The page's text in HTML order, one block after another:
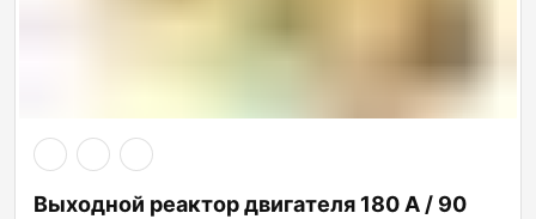
Выходной реактор двигателя 180 А / 90